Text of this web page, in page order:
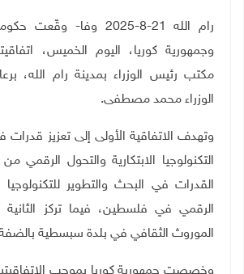
رام الله 21-8-2025 وفا-
وجمهورية كوريا، اليوم الخميس،
مكتب رئيس الوزراء بمدينة رام الله،
الوزراء محمد مصطفى.
وتهدف الاتفاقية الأولى إلى تعزيز
التكنولوجيا الابتكارية والتحول الرقمي
القدرات في البحث والتطوير للتكنولوجيا
الرقمي في فلسطين، فيما تركز
الموروث الثقافي في بلدة سبسطية بالضفة